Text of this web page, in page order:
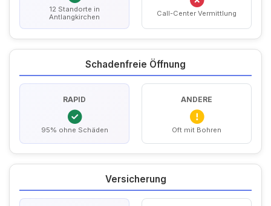
12 Standorte in
Antlangkirchen
Call-Center Vermittlung
Schadenfreie Öffnung
RAPID
95% ohne Schäden
ANDERE
Oft mit Bohren
Versicherung